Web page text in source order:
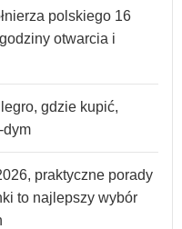
polskiego 16
otwarcia i
gdzie kupić,
dym
praktyczne porady
to najlepszy wybór